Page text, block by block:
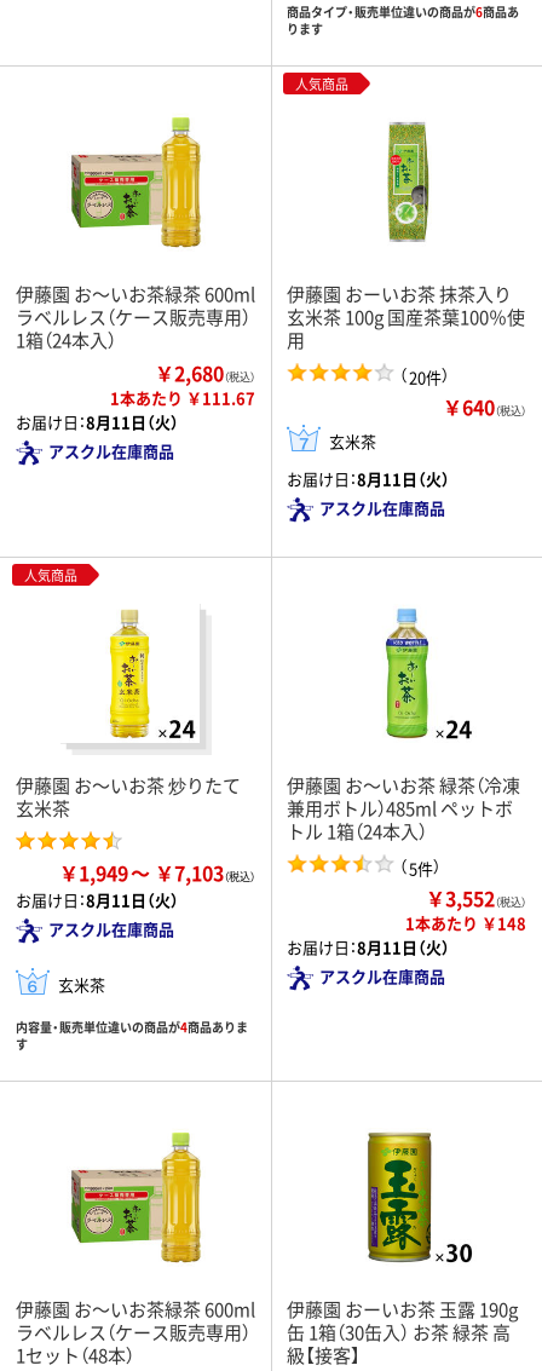
商品タイプ・販売単位違いの商品が6商品あ
ります
伊藤園 お～いお茶緑茶 600ml
ラベルレス（ケース販売専用）
1箱（24本入）
￥2,680（税込）
1本あたり ￥111.67
お届け日：8月11日（火）
アスクル在庫商品
人気商品
伊藤園 おーいお茶 抹茶入り
玄米茶 100g 国産茶葉100％使
用
（20件）
￥640（税込）
玄米茶
お届け日：8月11日（火）
アスクル在庫商品
人気商品
伊藤園 お～いお茶 炒りたて
玄米茶
￥1,949 ￥7,103
お届け日：8月11日（火）
アスクル在庫商品
玄米茶
内容量・販売単位違いの商品が4商品ありま
す
伊藤園 お～いお茶 緑茶（冷凍
兼用ボトル）485ml ペットボ
トル 1箱（24本入）
（5件）
￥3,552（税込）
1本あたり ￥148
お届け日：8月11日（火）
アスクル在庫商品
伊藤園 お～いお茶緑茶 600ml
ラベルレス（ケース販売専用）
1セット（48本）
伊藤園 おーいお茶 玉露 190g
缶 1箱（30缶入） お茶 緑茶 高
級【接客】